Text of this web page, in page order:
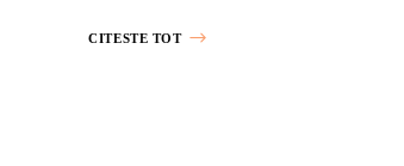
CITESTE TOT